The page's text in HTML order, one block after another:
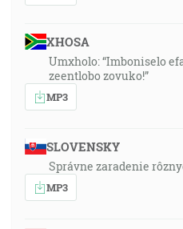
XHOSA
Umxholo: “Imboniselo
zeentlobo zovuko!”
MP3
SLOVENSKY
Správne zaradenie
MP3